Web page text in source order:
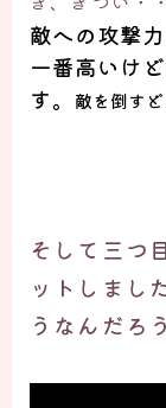
敵への攻撃
一番高いけ
す。
敵を倒す
そして 三つ
ットしまし
うなんだろ